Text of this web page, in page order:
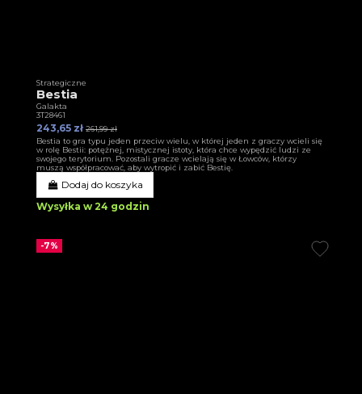
Strategiczne
Bestia
Galakta
3T28461
243,65 zł 261,99 zł
Bestia to gra typu jeden przeciw wielu, w której jeden z graczy wcieli się
w rolę Bestii: potężnej, mistycznej istoty, która chce wypędzić ludzi ze
swojego terytorium. Pozostali gracze wcielają się w Łowców, którzy
muszą współpracować, aby wytropić i zabić Bestię.
Dodaj do koszyka
Wysyłka w 24 godzin
-7%